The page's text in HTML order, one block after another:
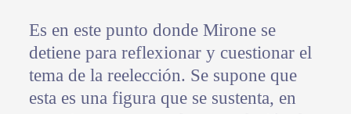
Es en este punto donde Mirone se
detiene para reflexionar y cuestionar el
tema de la reelección. Se supone que
esta es una figura que se sustenta, en